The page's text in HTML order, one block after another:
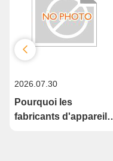
2026.07.30
Pourquoi les
fabricants d'appareils